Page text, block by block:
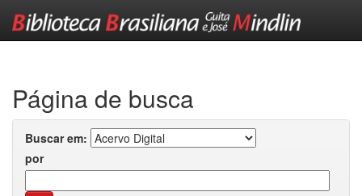
Página de busca
Buscar em:
por